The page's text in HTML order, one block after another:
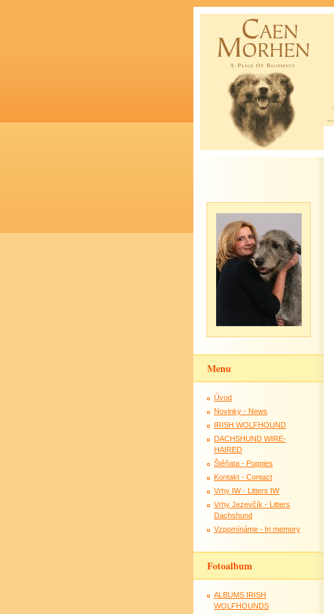
Menu
Úvod
Novinky - News
IRISH WOLFHOUND
DACHSHUND WIRE-
HAIRED
Štěňata - Puppies
Kontakt - Contact
Vrhy IW - Litters IW
Vrhy Jezevčík - Litters
Dachshund
Vzpomínáme - In memory
Fotoalbum
ALBUMS IRISH
WOLFHOUNDS